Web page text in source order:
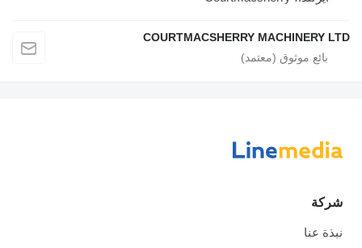
COURTMACSHERRY MACHINERY LTD
شركة
نبذة عنا